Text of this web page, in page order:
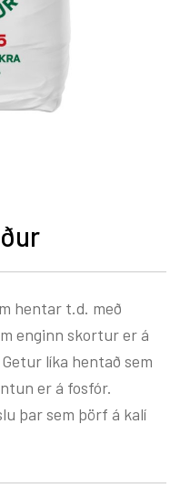
hentar t.d. með
enginn skortur er á
líka hentað sem
er á fosfór.
þar sem þörf á kalí